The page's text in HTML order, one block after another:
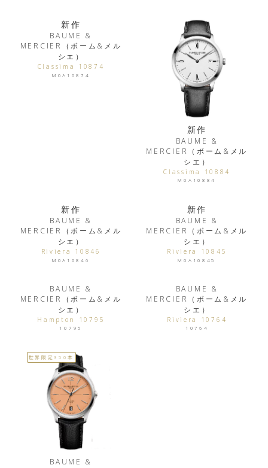
新作
BAUME &
MERCIER（ボーム&メル
シエ）
Classima 10874
M0A10874
新作
BAUME &
MERCIER（ボーム&メル
シエ）
Classima 10884
M0A10884
新作
BAUME &
MERCIER（ボーム&メル
シエ）
Riviera 10846
M0A10846
新作
BAUME &
MERCIER（ボーム&メル
シエ）
Riviera 10845
M0A10845
BAUME &
MERCIER（ボーム&メル
シエ）
Hampton 10795
10795
BAUME &
MERCIER（ボーム&メル
シエ）
Riviera 10764
10764
世界限定350本
BAUME &